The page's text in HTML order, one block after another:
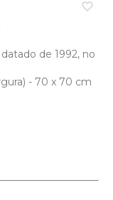
favorite_border
de 1992, no
- 70 x 70 cm